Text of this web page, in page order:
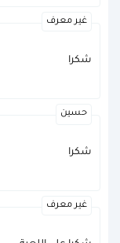
غير معرف
شكرا
حسين
شكرا
غير معرف